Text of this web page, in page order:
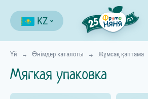
KZ
Үй Өнімдер каталогы Жұмсақ қаптама
Мягкая упаковка
Сүзгі